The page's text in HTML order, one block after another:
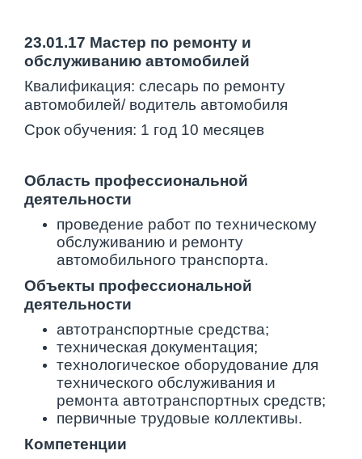
23.01.17 Мастер по ремонту и
обслуживанию автомобилей
Квалификация: слесарь по ремонту
автомобилей/ водитель автомобиля
Срок обучения: 1 год 10 месяцев
Область профессиональной
деятельности
проведение работ по техническому
обслуживанию и ремонту
автомобильного транспорта.
Объекты профессиональной
деятельности
автотранспортные средства;
техническая документация;
технологическое оборудование для
технического обслуживания и
ремонта автотранспортных средств;
первичные трудовые коллективы.
Компетенции